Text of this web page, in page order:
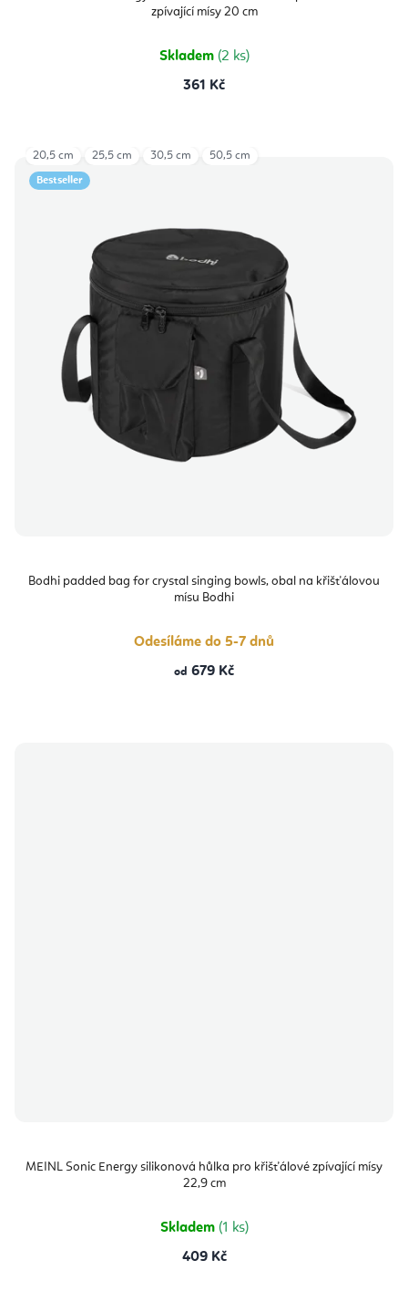
zpívající mísy 20 cm
Skladem (2 ks)
361 Kč
Bestseller
Bodhi padded bag for crystal singing bowls, obal na křišťálovou
mísu Bodhi
Odesíláme do 5-7 dnů
od 679 Kč
20,5 cm 25,5 cm 30,5 cm 50,5 cm
MEINL Sonic Energy silikonová hůlka pro křišťálové zpívající mísy
22,9 cm
Skladem (1 ks)
409 Kč